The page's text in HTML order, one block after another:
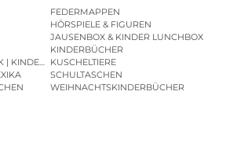
FEDERMAPPEN
HÖRSPIELE & FIGUREN
JAUSENBOX & KINDER LUNCHBOX
KINDERBÜCHER
KINDERGARTENRUCKSACK | KINDERGARTENBEUTEL
KUSCHELTIERE
SCHULTASCHEN
WEIHNACHTSKINDERBÜCHER